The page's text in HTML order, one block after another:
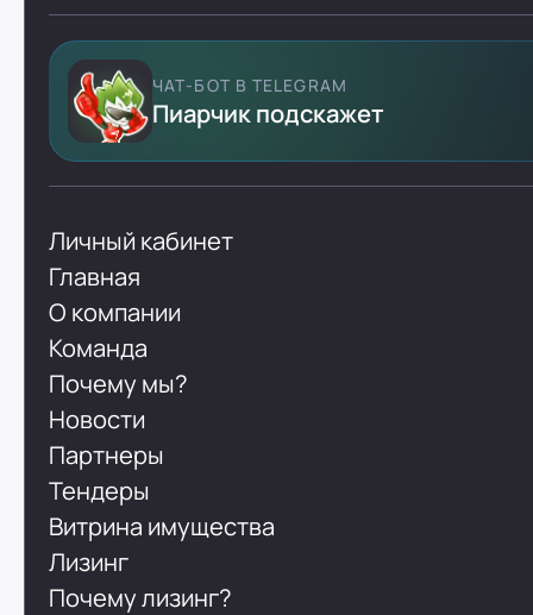
ЧАТ-БОТ В TELEGRAM
Пиарчик подскажет
Личный кабинет
Главная
О компании
Команда
Почему мы?
Новости
Партнеры
Тендеры
Витрина имущества
Лизинг
Почему лизинг?